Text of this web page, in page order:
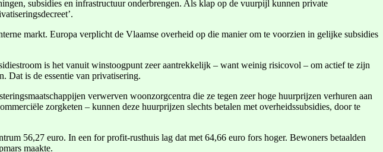
subsidies en infrastructuur onderbrengen. Als klap op de vuurpijl kunnen private
markt. Europa verplicht de Vlaamse overheid op die manier om te voorzien in gelijke subsidies
is het vanuit winstoogpunt zeer aantrekkelijk – want weinig risicovol – om actief te zijn
Dat is de essentie van privatisering.
verwerven woonzorgcentra die ze tegen zeer hoge huurprijzen verhuren aan
zorgketen – kunnen deze huurprijzen slechts betalen met overheidssubsidies, door te
56,27 euro. In een for profit-rusthuis lag dat met 64,66 euro fors hoger. Bewoners betaalden
maakte.